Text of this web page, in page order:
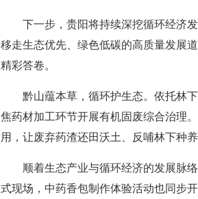
下一步，贵阳将持续深挖循环经济
移走生态优先、绿色低碳的高质量发展
精彩答卷。
黔山蕴本草，循环护生态。依托林
焦药材加工环节开展有机固废综合治理
用，让废弃药渣还田沃土、反哺林下种
顺着生态产业与循环经济的发展脉
式现场，中药香包制作体验活动也同步